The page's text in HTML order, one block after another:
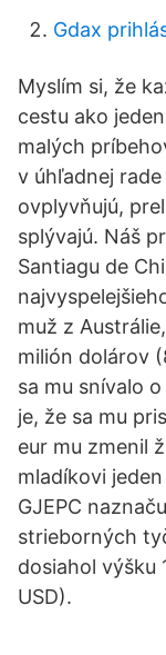
Gdax
Myslím si, že
cestu ako
malých
v úhľadnej
ovplyvňujú,
splývajú. Náš
Santiagu de
muž z
milión dolárov
sa mu snívalo
je, že sa mu
eur mu zmenil
mladíkovi
GJEPC
strieborných
dosiahol výšku
USD).